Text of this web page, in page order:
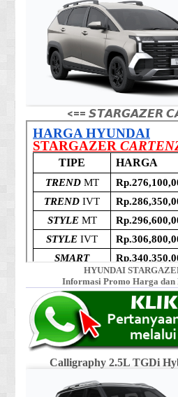
<== 𝙎𝙏𝘼𝙍𝙂𝘼𝙕𝙀𝙍
HYUNDAI
Informasi Promo Harga
Calligraphy 2.5L TGDi